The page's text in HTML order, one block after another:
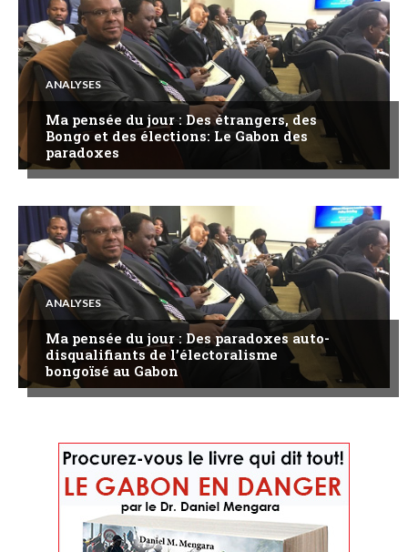
ANALYSES
Ma pensée du jour : Des étrangers, des
Bongo et des élections: Le Gabon des
paradoxes
ANALYSES
Ma pensée du jour : Des paradoxes auto-
disqualifiants de l’électoralisme
bongoïsé au Gabon